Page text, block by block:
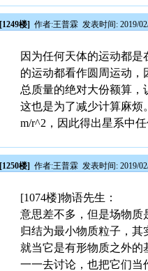
[1249楼] 作者:王普霖 发表时间: 2019/
因为任何天体的运动都
的运动都看作圆周运动
总质量的绝对大份额算，
这也是为了减少计算麻烦
m/r^2，因此得出星系中
[1250楼] 作者:王普霖 发表时间: 2019/
[1074楼]物语先生：
意思差不多，但是场物质
归结为最小物质粒子，其
就当它是有形物质之外
一一去讨论，也把它们当